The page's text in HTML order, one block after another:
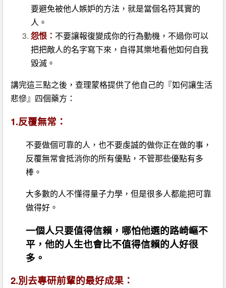
要避免被他人嫉妒的方法，就是當個名符其實的
人。
怨恨： 不要讓報復變成你的行為動機，不過你可以
把把敵人的名字寫下來，自得其樂地看他如何自我
毀滅。
講完這三點之後，查理蒙格提供了他自己的『如何讓生活
悲慘』四個藥方：
1.反覆無常：
不要做個可靠的人，也不要虔誠的做你正在做的事，
反覆無常會抵消你的所有優點，不管那些優點有多
棒。
大多數的人不懂得量子力學，但是很多人都能把可靠
做得好。
一個人只要值得信賴，哪怕他選的路崎嶇不
平，他的人生也會比不值得信賴的人好很
多。
2.別去專研前輩的最好成果：